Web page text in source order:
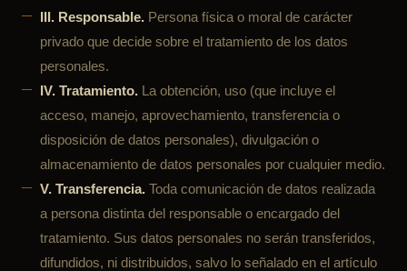
III. Responsable. Persona física o moral de carácter
privado que decide sobre el tratamiento de los datos
personales.
IV. Tratamiento. La obtención, uso (que incluye el
acceso, manejo, aprovechamiento, transferencia o
disposición de datos personales), divulgación o
almacenamiento de datos personales por cualquier medio.
V. Transferencia. Toda comunicación de datos realizada
a persona distinta del responsable o encargado del
tratamiento. Sus datos personales no serán transferidos,
difundidos, ni distribuidos, salvo lo señalado en el artículo